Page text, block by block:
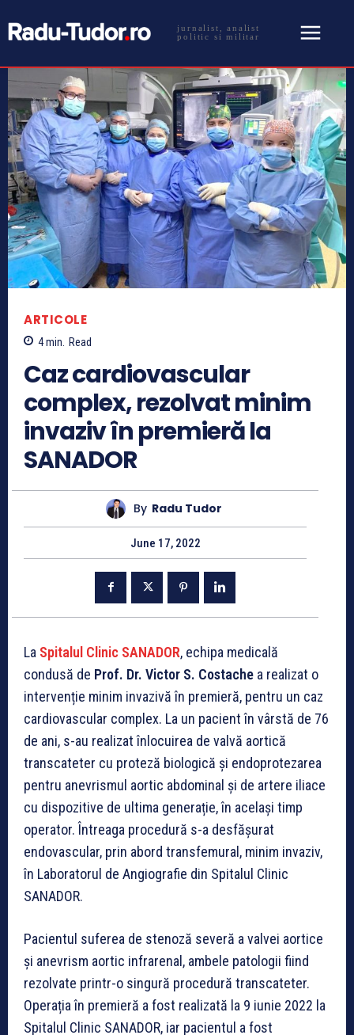
jurnalist, analist
politic si militar
ARTICOLE
4min. Read
Caz cardiovascular
complex, rezolvat minim
invaziv în premieră la
SANADOR
By Radu Tudor
June 17, 2022
La Spitalul Clinic SANADOR, echipa medicală
condusă de Prof. Dr. Victor S. Costache a realizat o
intervenție minim invazivă în premieră, pentru un caz
cardiovascular complex. La un pacient în vârstă de 76
de ani, s-au realizat înlocuirea de valvă aortică
transcateter cu proteză biologică și endoprotezarea
pentru anevrismul aortic abdominal și de artere iliace
cu dispozitive de ultima generație, în același timp
operator. Întreaga procedură s-a desfășurat
endovascular, prin abord transfemural, minim invaziv,
în Laboratorul de Angiografie din Spitalul Clinic
SANADOR.
Pacientul suferea de stenoză severă a valvei aortice
și anevrism aortic infrarenal, ambele patologii fiind
rezolvate printr-o singură procedură transcateter.
Operația în premieră a fost realizată la 9 iunie 2022 la
Spitalul Clinic SANADOR, iar pacientul a fost